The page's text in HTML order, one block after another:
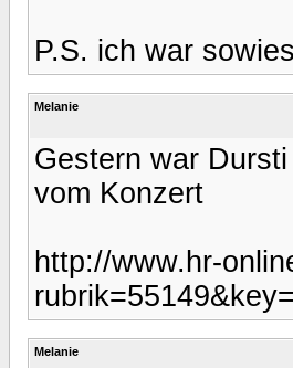
P.S. ich war
Melanie
Gestern war
vom Konzert
http://www.hr-
Melanie